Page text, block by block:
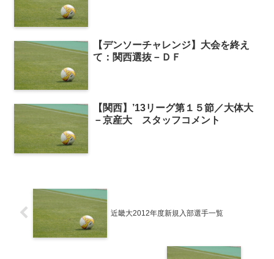
【デンソーチャレンジ】大会を終え
て：関西選抜－ＤＦ
【関西】’13リーグ第１５節／大体大
－京産大 スタッフコメント
近畿大2012年度新規入部選手一覧